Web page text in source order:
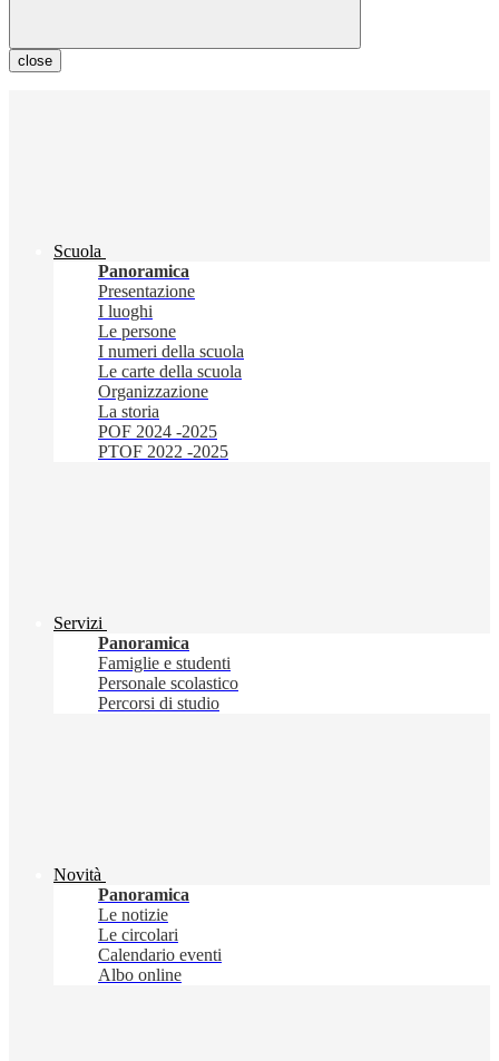
close
Scuola
Panoramica
Presentazione
I luoghi
Le persone
I numeri della scuola
Le carte della scuola
Organizzazione
La storia
POF 2024 -2025
PTOF 2022 -2025
Servizi
Panoramica
Famiglie e studenti
Personale scolastico
Percorsi di studio
Novità
Panoramica
Le notizie
Le circolari
Calendario eventi
Albo online